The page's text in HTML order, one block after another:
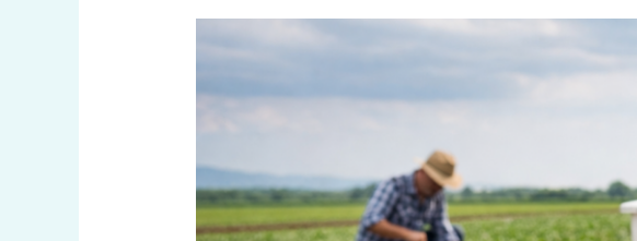
Verimi
Düşüren
Gübreleme
ve
Doğru
Uygulama